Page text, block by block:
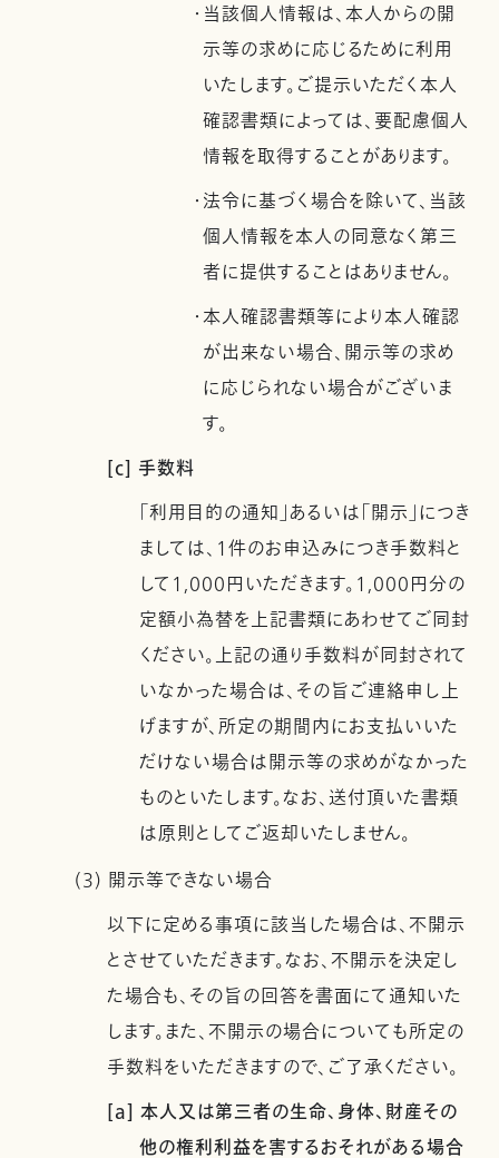
・当該個人情報は、本人からの開
示等の求めに応じるために利用
いたします。ご提示いただく本人
確認書類によっては、要配慮個人
情報を取得することがあります。
・法令に基づく場合を除いて、当該
個人情報を本人の同意なく第三
者に提供することはありません。
・本人確認書類等により本人確認
が出来ない場合、開示等の求め
に応じられない場合がございま
す。
[c] 手数料
「利用目的の通知」あるいは「開示」につき
ましては、1件のお申込みにつき手数料と
して1,000円いただきます。1,000円分の
定額小為替を上記書類にあわせてご同封
ください。上記の通り手数料が同封されて
いなかった場合は、その旨ご連絡申し上
げますが、所定の期間内にお支払いいた
だけない場合は開示等の求めがなかった
ものといたします。なお、送付頂いた書類
は原則としてご返却いたしません。
(3) 開示等できない場合
以下に定める事項に該当した場合は、不開示
とさせていただきます。なお、不開示を決定し
た場合も、その旨の回答を書面にて通知いた
します。また、不開示の場合についても所定の
手数料をいただきますので、ご了承ください。
[a] 本人又は第三者の生命、身体、財産その
他の権利利益を害するおそれがある場合